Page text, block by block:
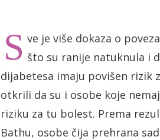
S ve je više dokaza o
što su ranije natuknula i
dijabetesa imaju povišen rizik
otkrili da su i osobe koje
riziku za tu bolest. Prema
Bathu, osobe čija prehrana